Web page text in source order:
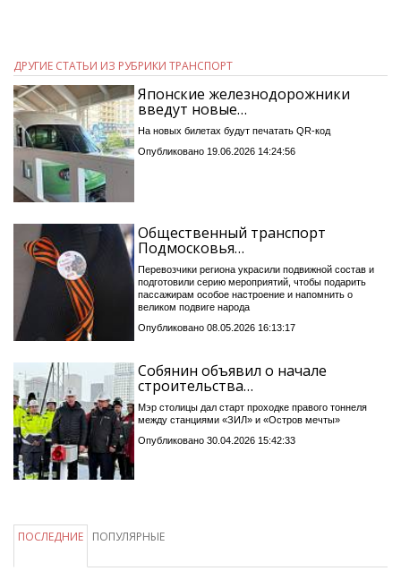
ДРУГИЕ СТАТЬИ ИЗ РУБРИКИ ТРАНСПОРТ
Японские железнодорожники
введут новые…
На новых билетах будут печатать QR-код
Опубликовано 19.06.2026 14:24:56
Общественный транспорт
Подмосковья…
Перевозчики региона украсили подвижной состав и
подготовили серию мероприятий, чтобы подарить
пассажирам особое настроение и напомнить о
великом подвиге народа
Опубликовано 08.05.2026 16:13:17
Собянин объявил о начале
строительства…
Мэр столицы дал старт проходке правого тоннеля
между станциями «ЗИЛ» и «Остров мечты»
Опубликовано 30.04.2026 15:42:33
ПОСЛЕДНИЕ ПОПУЛЯРНЫЕ